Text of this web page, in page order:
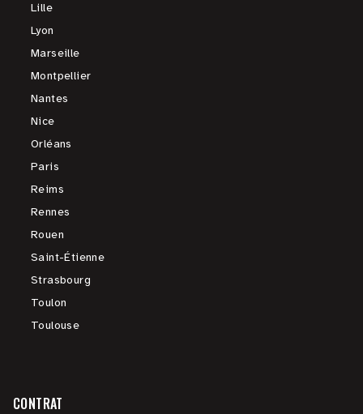
Lille
Lyon
Marseille
Montpellier
Nantes
Nice
Orléans
Paris
Reims
Rennes
Rouen
Saint-Étienne
Strasbourg
Toulon
Toulouse
CONTRAT